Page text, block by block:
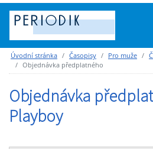
Úvodní stránka Časopisy Pro muže
Objednávka předplatného
Objednávka
Playboy